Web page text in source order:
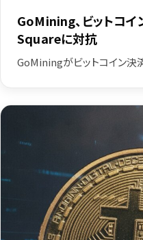
GoMining、ビットコイ
Squareに対抗
GoMiningがビットコイン決